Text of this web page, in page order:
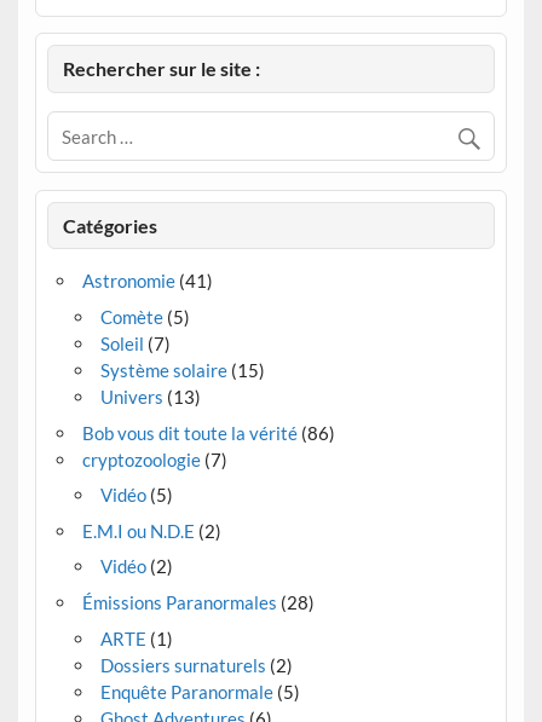
Rechercher sur le site :
Catégories
Astronomie(41)
Comète(5)
Soleil (7)
Système solaire(15)
Univers (13)
Bob vous dit toute la vérité(86)
cryptozoologie(7)
Vidéo(5)
E.M.I ou N.D.E (2)
Vidéo(2)
Émissions Paranormales (28)
ARTE (1)
Dossiers surnaturels (2)
Enquête Paranormale(5)